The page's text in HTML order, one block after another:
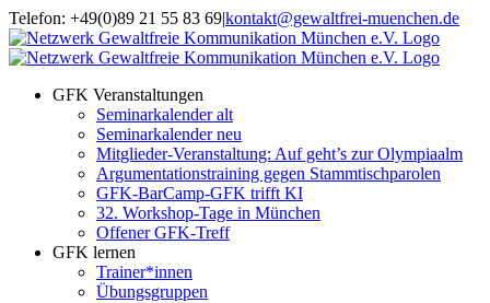
Zum
Inhalt
springen
Telefon: +49(0)89 21 55 83 69|kontakt@gewaltfrei-muenchen.de
Einloggen
Seminarkalender
Infos
zum
GFK Veranstaltungen
Seminarkalender alt
Seminarkalender neu
Mitglieder-Veranstaltung: Auf geht’s zur Olympiaalm
Argumentationstraining gegen Stammtischparolen
GFK-BarCamp-GFK trifft KI
32. Workshop-Tage in München
Offener GFK-Treff
GFK lernen
Trainer*innen
Übungsgruppen